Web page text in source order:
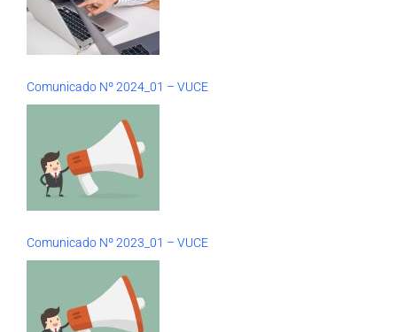
Comunicado Nº 2024_01 – VUCE
Comunicado Nº 2023_01 – VUCE